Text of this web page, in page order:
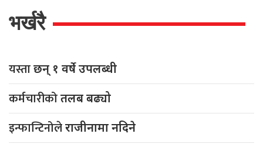
भर्खरै
यस्ताछन् १ वर्षे उपलब्धी
कर्मचारीकोतलब बढ्यो
इन्फान्टिनोलेराजीनामा नदिने